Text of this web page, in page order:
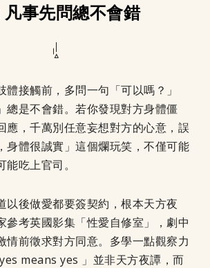
事先問總不會錯
體接觸前，多問一句「可以嗎？」
總是不會錯。若你發現對方身體僵
應，千萬別任意妄想對方的心意，誤
身體很誠實」這個爛玩笑，不僅可能
能吃上官司。
以後做愛都要簽契約，根本天方夜
參考英國影集「性愛自修室」，劇中
情前徵求對方同意。多學一點觀察力
means yes 」並非天方夜譚，而